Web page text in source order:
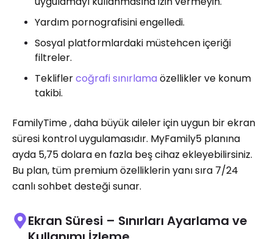
Yardım pornografisini engelledi.
Sosyal platformlardaki müstehcen içeriği
filtreler.
Tekliflercoğrafi sınırlama özellikler ve konum
takibi.
FamilyTime , daha büyük aileler için uygun bir ekran
süresi kontrol uygulamasıdır. MyFamily5 planına
ayda 5,75 dolara en fazla beş cihaz ekleyebilirsiniz.
Bu plan, tüm premium özelliklerin yanı sıra 7/24
canlı sohbet desteği sunar.
Ekran Süresi – Sınırları Ayarlama ve